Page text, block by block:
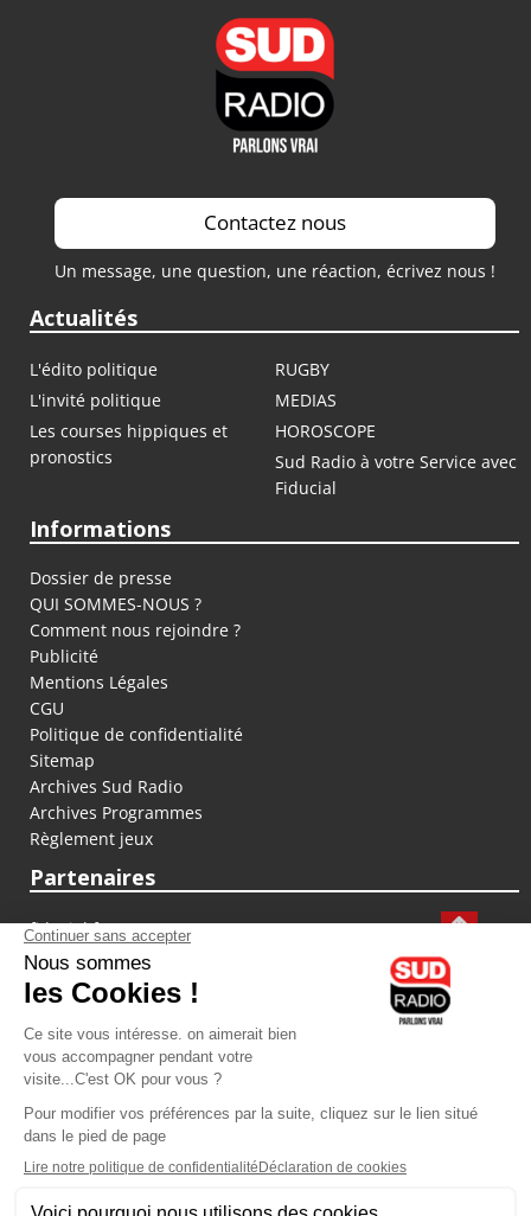
Contactez nous
Un message, une question, une réaction, écrivez nous !
Actualités
L'édito politique
RUGBY
L'invité politique
MEDIAS
Les courses hippiques et
pronostics
HOROSCOPE
Sud Radio à votre Service avec
Fiducial
Informations
Dossier de presse
QUI SOMMES-NOUS ?
Comment nous rejoindre ?
Publicité
Mentions Légales
CGU
Politique de confidentialité
Sitemap
Archives Sud Radio
Archives Programmes
Règlement jeux
Partenaires
fiducial.fr
lyoncapitale.fr
olympique-et-lyonnais.com
L'application Iphone / Android
Téléchargez l'application
Les cookies
Gestion des cookies